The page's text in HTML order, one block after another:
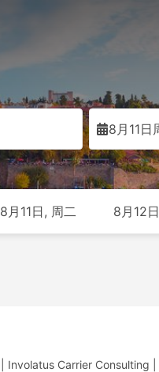
8月11日
8月11日, 周二 8月12
| Involatus Carrier Consulting